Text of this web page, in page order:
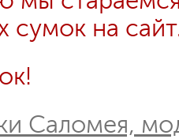
сумок на
Саломея,